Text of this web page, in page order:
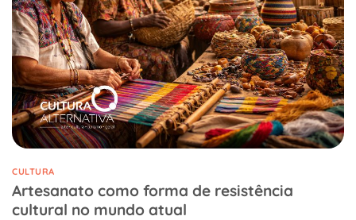
CULTURA
Artesanato como forma de resistência
cultural no mundo atual